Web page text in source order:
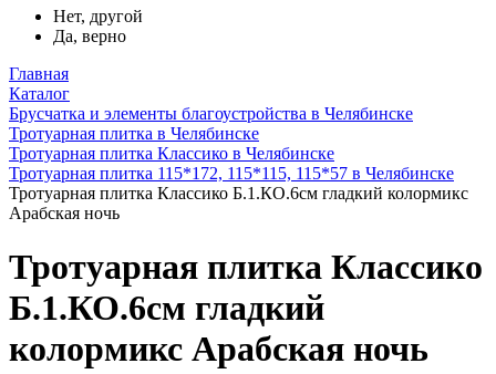
Нет, другой
Да, верно
Главная
Каталог
Брусчатка и элементы благоустройства в Челябинске
Тротуарная плитка в Челябинске
Тротуарная плитка Классико в Челябинске
Тротуарная плитка 115*172, 115*115, 115*57 в Челябинске
Тротуарная плитка Классико Б.1.КО.6см гладкий колормикс
Арабская ночь
Тротуарная плитка Классико
Б.1.КО.6см гладкий
колормикс Арабская ночь